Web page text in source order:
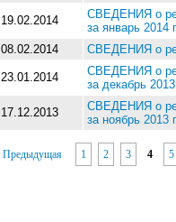
19.02.2014
СВЕДЕНИЯ о
за январь 2014
08.02.2014
СВЕДЕНИЯ о
23.01.2014
СВЕДЕНИЯ о
за декабрь
17.12.2013
СВЕДЕНИЯ о
за ноябрь 2013
Предыдущая 1 2 3 4 5